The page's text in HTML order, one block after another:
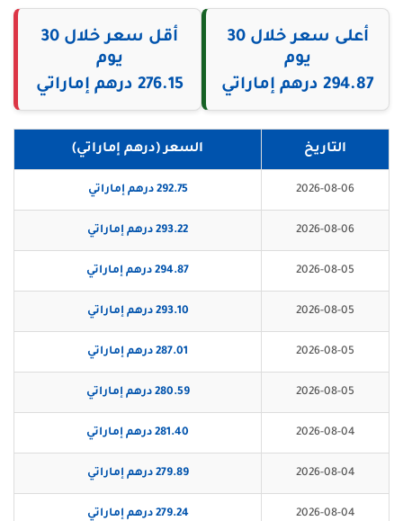
أعلى سعر خلال 30
يوم
294.87 درهم إماراتي
أقل سعر خلال 30
يوم
276.15 درهم إماراتي
التاريخ السعر (درهم إماراتي)
2026-08-06 292.75 درهم إماراتي
2026-08-06 293.22 درهم إماراتي
2026-08-05 294.87 درهم إماراتي
2026-08-05 293.10 درهم إماراتي
2026-08-05 287.01 درهم إماراتي
2026-08-05 280.59 درهم إماراتي
2026-08-04 281.40 درهم إماراتي
2026-08-04 279.89 درهم إماراتي
2026-08-04 279.24 درهم إماراتي